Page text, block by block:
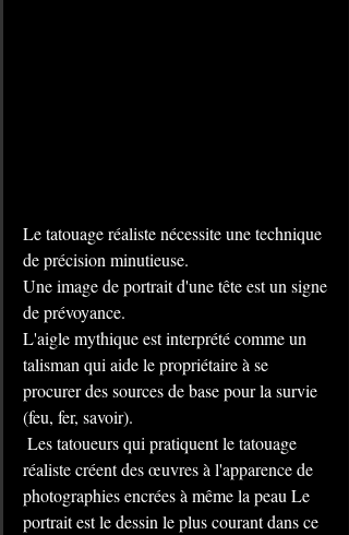
Le tatouage réaliste nécessite une technique
de précision minutieuse.
Une image de portrait d'une tête est un signe
de prévoyance.
L'aigle mythique est interprété comme un
talisman qui aide le propriétaire à se
procurer des sources de base pour la survie
(feu, fer, savoir).
réaliste créent des œuvres à l'apparence de
photographies encrées à même la peau Le
portrait est le dessin le plus courant dans ce